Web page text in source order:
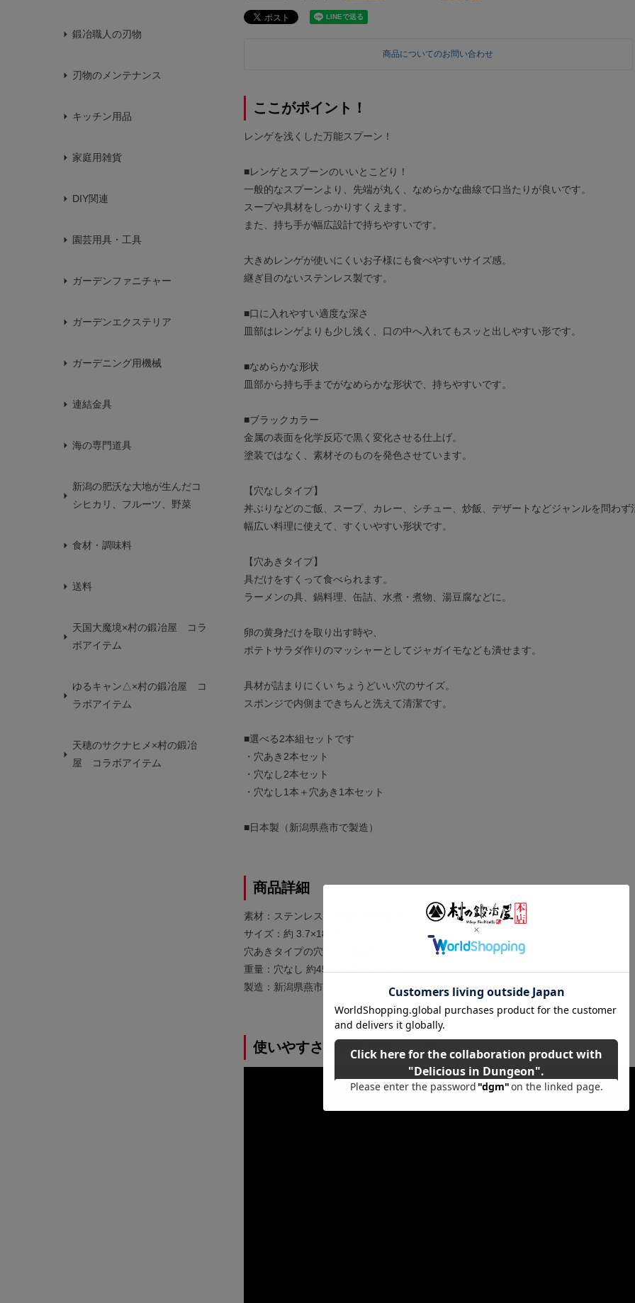
鍛冶職人の刃物
刃物のメンテナンス
キッチン用品
家庭用雑貨
DIY関連
園芸用具・工具
ガーデンファニチャー
ガーデンエクステリア
ガーデニング用機械
連結金具
海の専門道具
新潟の肥沃な大地が生んだコ
シヒカリ、フルーツ、野菜
食材・調味料
送料
天国大魔境×村の鍛冶屋 コラ
ボアイテム
ゆるキャン△×村の鍛冶屋 コ
ラボアイテム
天穂のサクナヒメ×村の鍛冶
屋 コラボアイテム
商品についてのお問い合わせ
ここがポイント！
レンゲを浅くした万能スプーン！
■レンゲとスプーンのいいとこどり！
一般的なスプーンより、先端が丸く、なめらかな曲線で口当たりが良いです。
スープや具材をしっかりすくえます。
また、持ち手が幅広設計で持ちやすいです。
大きめレンゲが使いにくいお子様にも食べやすいサイズ感。
継ぎ目のないステンレス製です。
■口に入れやすい適度な深さ
皿部はレンゲよりも少し浅く、口の中へ入れてもスッと出しやすい形です。
■なめらかな形状
皿部から持ち手までがなめらかな形状で、持ちやすいです。
■ブラックカラー
金属の表面を化学反応で黒く変化させる仕上げ。
塗装ではなく、素材そのものを発色させています。
【穴なしタイプ】
丼ぶりなどのご飯、スープ、カレー、シチュー、炒飯、デザートなどジャンルを問わず
幅広い料理に使えて、すくいやすい形状です。
【穴あきタイプ】
具だけをすくって食べられます。
ラーメンの具、鍋料理、缶詰、水煮・煮物、湯豆腐などに。
卵の黄身だけを取り出す時や、
ポテトサラダ作りのマッシャーとしてジャガイモなども潰せます。
具材が詰まりにくい ちょうどいい穴のサイズ。
スポンジで内側まできちんと洗えて清潔です。
■選べる2本組セットです
・穴あき2本セット
・穴なし2本セット
・穴なし1本＋穴あき1本セット
■日本製（新潟県燕市で製造）
商品詳細
素材：ステンレス（黒酸化発色加工）
サイズ：約 3.7×18cm
穴あきタイプの穴径：約4mm
重量：穴なし 約45g、穴あき 約42g
製造：新潟県燕市
使いやすさを動画でチェック